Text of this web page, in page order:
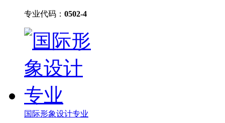
专业代码： 0502-4
国际形象设计专业